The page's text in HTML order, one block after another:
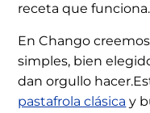
receta que funciona.
En Chango
simples, bien
dan orgullo
pastafrola clásica y